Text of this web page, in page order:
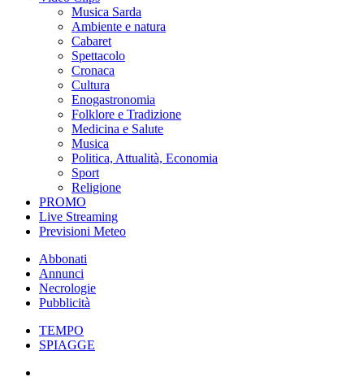
Musica Sarda
Ambiente e natura
Cabaret
Spettacolo
Cronaca
Cultura
Enogastronomia
Folklore e Tradizione
Medicina e Salute
Musica
Politica, Attualità, Economia
Sport
Religione
PROMO
Live Streaming
Previsioni Meteo
Abbonati
Annunci
Necrologie
Pubblicità
TEMPO
SPIAGGE